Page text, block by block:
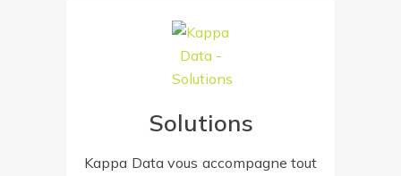
Solutions
Kappa Data vous accompagne tout